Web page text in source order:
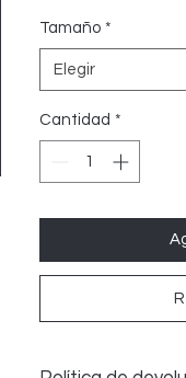
Tamaño *
Elegir
Cantidad *